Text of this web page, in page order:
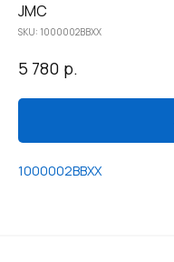
JMC
SKU: 1000002BBXX
5 780 р.
1000002BBXX